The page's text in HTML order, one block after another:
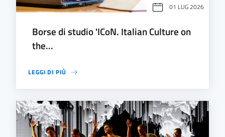
01 LUG 2026
Borse di studio 'ICoN. Italian Culture on
the...
LEGGI DI PIÙ